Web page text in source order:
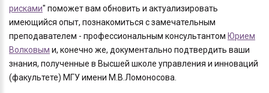
рисками" поможет вам обновить и актуализировать
имеющийся опыт, познакомиться с замечательным
преподавателем - профессиональным консультантом Юрием
Волковым и, конечно же, документально подтвердить ваши
знания, полученные в Высшей школе управления и инноваций
(факультете) МГУ имени М.В.Ломоносова.